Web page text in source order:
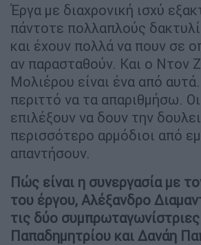
Έργα με διαχρονική ισχύ
πάντοτε πολλαπλούς
και έχουν πολλά να πουν σε
αν παρασταθούν. Και ο Ντον
Μολιέρου είναι ένα από
περιττό να τα απαριθμήσω.
επιλέξουν να δουν την
περισσότερο αρμόδιοι από
απαντήσουν.
Πώς είναι η συνεργασία με
του έργου, Αλέξανδρο
τις δύο
Παπαδημητρίου και Δανάη